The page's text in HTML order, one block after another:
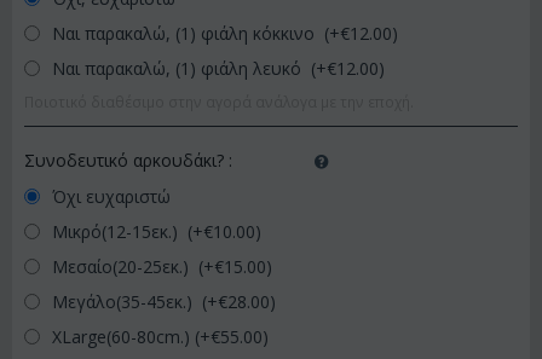
Ναι παρακαλώ, (1) φιάλη κόκκινο (+€12.00)
Ναι παρακαλώ, (1) φιάλη λευκό (+€12.00)
Συνοδευτικό αρκουδάκι? :
Όχι ευχαριστώ
Μικρό(12-15εκ.) (+€10.00)
Μεσαίο(20-25εκ.) (+€15.00)
Μεγάλο(35-45εκ.) (+€28.00)
XLarge(60-80cm.) (+€55.00)